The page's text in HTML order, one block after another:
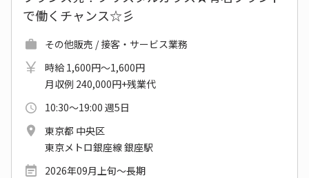
で働くチャンス☆彡
その他販売 / 接客・サービス業務
時給 1,600円～1,600円
月収例 240,000円+残業代
10:30～19:00 週5日
東京都 中央区
東京メトロ銀座線 銀座駅
2026年09月上旬～長期